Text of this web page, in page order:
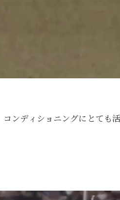
ンディショニングにとても活